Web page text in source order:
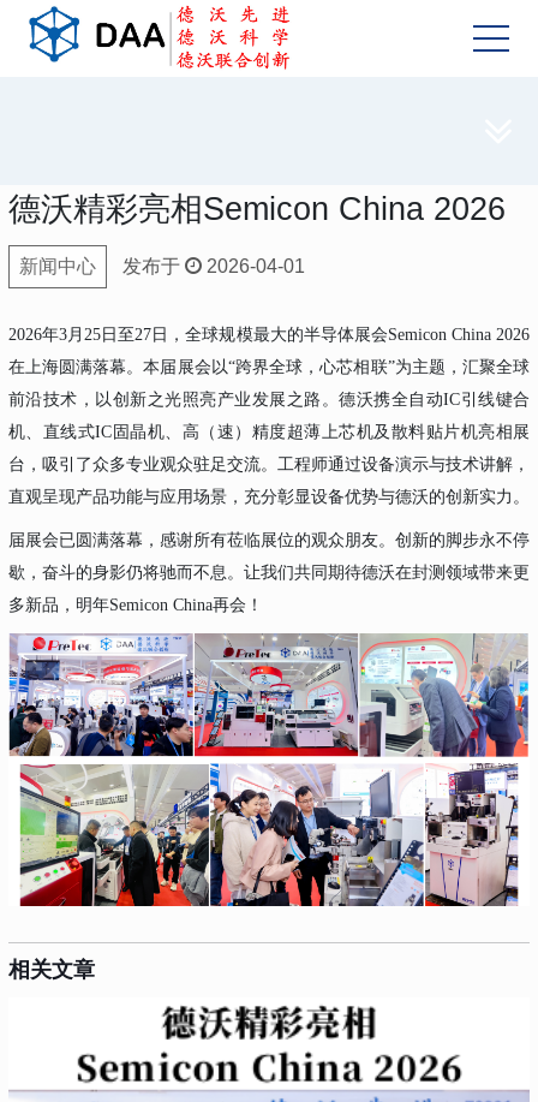
德沃精彩亮相Semicon China 2026
新闻中心 发布于 2026-04-01
2026年3月25日至27日，全球规模最大的半导体展会Semicon China 2026
在上海圆满落幕。本届展会以“跨界全球，心芯相联”为主题，汇聚全球
前沿技术，以创新之光照亮产业发展之路。德沃携全自动IC引线键合
机、直线式IC固晶机、高（速）精度超薄上芯机及散料贴片机亮相展
台，吸引了众多专业观众驻足交流。工程师通过设备演示与技术讲解，
直观呈现产品功能与应用场景，充分彰显设备优势与德沃的创新实力。
届展会已圆满落幕，感谢所有莅临展位的观众朋友。创新的脚步永不停
歇，奋斗的身影仍将驰而不息。让我们共同期待德沃在封测领域带来更
多新品，明年Semicon China再会！
相关文章